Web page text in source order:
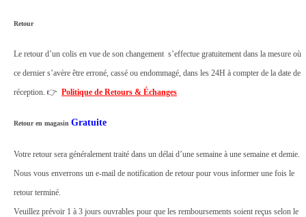
Retour
Le retour d’un colis en vue de son changement s’effectue gratuitement dans la mesure où
ce dernier s’avère être erroné, cassé ou endommagé, dans les 24H à compter de la date de
réception. 👉 Politique de Retours & Échanges
Retour en magasin Gratuite
Votre retour sera généralement traité dans un délai d’une semaine à une semaine et demie.
Nous vous enverrons un e-mail de notification de retour pour vous informer une fois le
retour terminé.
Veuillez prévoir 1 à 3 jours ouvrables pour que les remboursements soient reçus selon le